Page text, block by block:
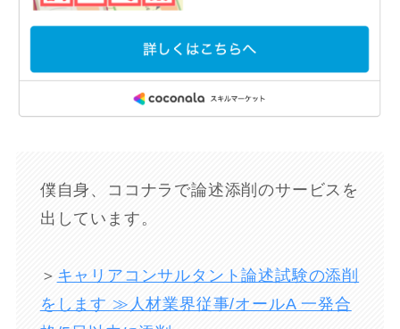
僕自身、ココナラで論述添削のサービスを
出しています。
＞ キャリアコンサルタント論述試験の添削
をします ≫人材業界従事/オールA 一発合